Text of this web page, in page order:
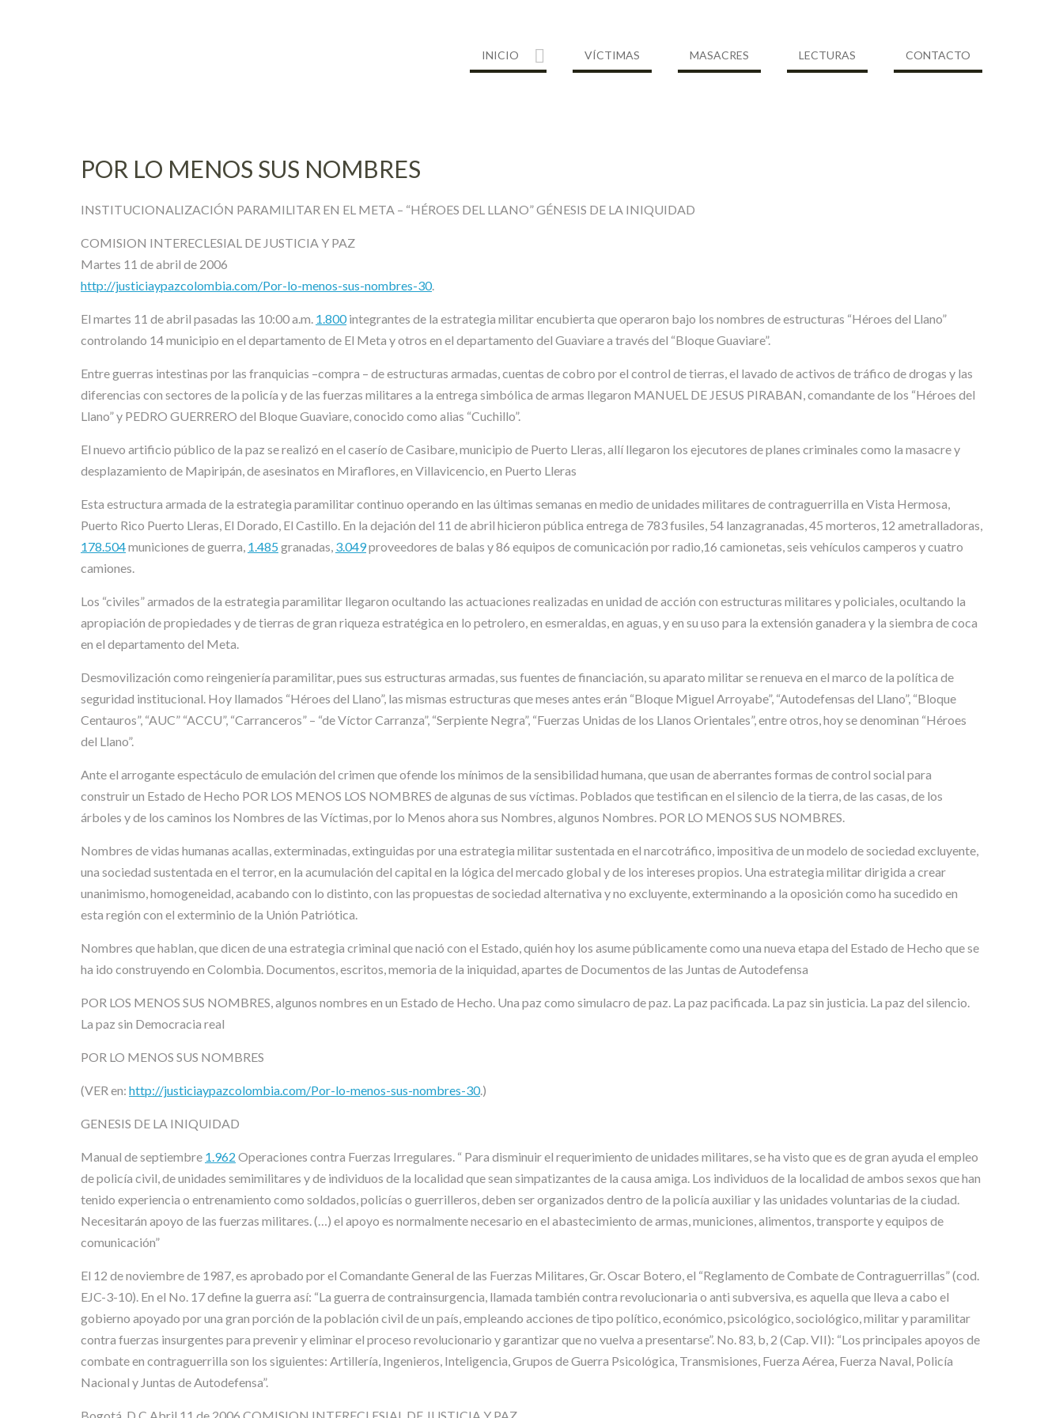
INICIO VÍCTIMAS MASACRES LECTURAS CONTACTO
POR LO MENOS SUS NOMBRES
INSTITUCIONALIZACIÓN PARAMILITAR EN EL META – “HÉROES DEL LLANO” GÉNESIS DE LA INIQUIDAD
COMISION INTERECLESIAL DE JUSTICIA Y PAZ
Martes 11 de abril de 2006
http://justiciaypazcolombia.com/Por-lo-menos-sus-nombres-30.
El martes 11 de abril pasadas las 10:00 a.m. 1.800integrantes de la estrategia militar encubierta que operaron bajo los nombres de estructuras “Héroes del Llano”
controlando 14 municipio en el departamento de El Meta y otros en el departamento del Guaviare a través del “Bloque Guaviare”.
Entre guerras intestinas por las franquicias –compra – de estructuras armadas, cuentas de cobro por el control de tierras, el lavado de activos de tráfico de drogas y las
diferencias con sectores de la policía y de las fuerzas militares a la entrega simbólica de armas llegaron MANUEL DE JESUS PIRABAN, comandante de los “Héroes del
Llano” y PEDRO GUERRERO del Bloque Guaviare, conocido como alias “Cuchillo”.
El nuevo artificio público de la paz se realizó en el caserío de Casibare, municipio de Puerto Lleras, allí llegaron los ejecutores de planes criminales como la masacre y
desplazamiento de Mapiripán, de asesinatos en Miraflores, en Villavicencio, en Puerto Lleras
Esta estructura armada de la estrategia paramilitar continuo operando en las últimas semanas en medio de unidades militares de contraguerrilla en Vista Hermosa,
Puerto Rico Puerto Lleras, El Dorado, El Castillo. En la dejación del 11 de abril hicieron pública entrega de 783 fusiles, 54 lanzagranadas, 45 morteros, 12 ametralladoras,
178.504municiones de guerra, 1.485granadas, 3.049proveedores de balas y 86 equipos de comunicación por radio,16 camionetas, seis vehículos camperos y cuatro
camiones.
Los “civiles” armados de la estrategia paramilitar llegaron ocultando las actuaciones realizadas en unidad de acción con estructuras militares y policiales, ocultando la
apropiación de propiedades y de tierras de gran riqueza estratégica en lo petrolero, en esmeraldas, en aguas, y en su uso para la extensión ganadera y la siembra de coca
en el departamento del Meta.
Desmovilización como reingeniería paramilitar, pues sus estructuras armadas, sus fuentes de financiación, su aparato militar se renueva en el marco de la política de
seguridad institucional. Hoy llamados “Héroes del Llano”, las mismas estructuras que meses antes erán “Bloque Miguel Arroyabe”, “Autodefensas del Llano”, “Bloque
Centauros”, “AUC” “ACCU”, “Carranceros” – “de Víctor Carranza”, “Serpiente Negra”, “Fuerzas Unidas de los Llanos Orientales”, entre otros, hoy se denominan “Héroes
del Llano”.
Ante el arrogante espectáculo de emulación del crimen que ofende los mínimos de la sensibilidad humana, que usan de aberrantes formas de control social para
construir un Estado de Hecho POR LOS MENOS LOS NOMBRES de algunas de sus víctimas. Poblados que testifican en el silencio de la tierra, de las casas, de los
árboles y de los caminos los Nombres de las Víctimas, por lo Menos ahora sus Nombres, algunos Nombres. POR LO MENOS SUS NOMBRES.
Nombres de vidas humanas acallas, exterminadas, extinguidas por una estrategia militar sustentada en el narcotráfico, impositiva de un modelo de sociedad excluyente,
una sociedad sustentada en el terror, en la acumulación del capital en la lógica del mercado global y de los intereses propios. Una estrategia militar dirigida a crear
unanimismo, homogeneidad, acabando con lo distinto, con las propuestas de sociedad alternativa y no excluyente, exterminando a la oposición como ha sucedido en
esta región con el exterminio de la Unión Patriótica.
Nombres que hablan, que dicen de una estrategia criminal que nació con el Estado, quién hoy los asume públicamente como una nueva etapa del Estado de Hecho que se
ha ido construyendo en Colombia. Documentos, escritos, memoria de la iniquidad, apartes de Documentos de las Juntas de Autodefensa
POR LOS MENOS SUS NOMBRES, algunos nombres en un Estado de Hecho. Una paz como simulacro de paz. La paz pacificada. La paz sin justicia. La paz del silencio.
La paz sin Democracia real
POR LO MENOS SUS NOMBRES
(VER en: http://justiciaypazcolombia.com/Por-lo-menos-sus-nombres-30.)
GENESIS DE LA INIQUIDAD
Manual de septiembre 1.962 Operaciones contra Fuerzas Irregulares. “ Para disminuir el requerimiento de unidades militares, se ha visto que es de gran ayuda el empleo
de policía civil, de unidades semimilitares y de individuos de la localidad que sean simpatizantes de la causa amiga. Los individuos de la localidad de ambos sexos que han
tenido experiencia o entrenamiento como soldados, policías o guerrilleros, deben ser organizados dentro de la policía auxiliar y las unidades voluntarias de la ciudad.
Necesitarán apoyo de las fuerzas militares. (…) el apoyo es normalmente necesario en el abastecimiento de armas, municiones, alimentos, transporte y equipos de
comunicación”
El 12 de noviembre de 1987, es aprobado por el Comandante General de las Fuerzas Militares, Gr. Oscar Botero, el “Reglamento de Combate de Contraguerrillas” (cod.
EJC-3-10). En el No. 17 define la guerra así: “La guerra de contrainsurgencia, llamada también contra revolucionaria o anti subversiva, es aquella que lleva a cabo el
gobierno apoyado por una gran porción de la población civil de un país, empleando acciones de tipo político, económico, psicológico, sociológico, militar y paramilitar
contra fuerzas insurgentes para prevenir y eliminar el proceso revolucionario y garantizar que no vuelva a presentarse”. No. 83, b, 2 (Cap. VII): “Los principales apoyos de
combate en contraguerrilla son los siguientes: Artillería, Ingenieros, Inteligencia, Grupos de Guerra Psicológica, Transmisiones, Fuerza Aérea, Fuerza Naval, Policía
Nacional y Juntas de Autodefensa”.